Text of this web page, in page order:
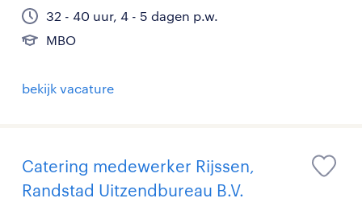
32 - 40 uur, 4 - 5 dagen p.w.
MBO
bekijk vacature
Catering medewerker Rijssen,
Randstad Uitzendbureau B.V.